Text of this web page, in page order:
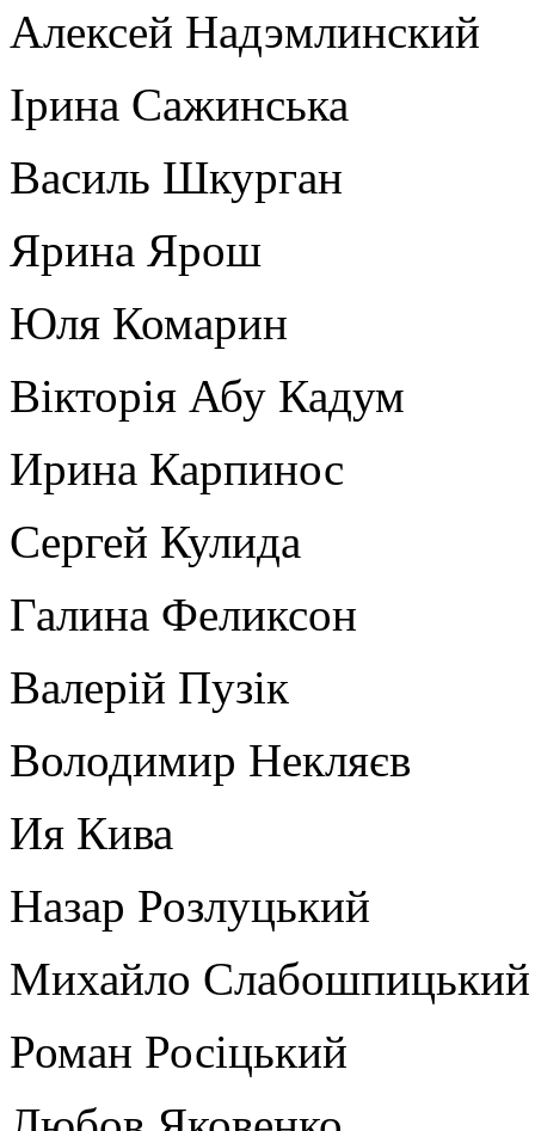
Алексей Надэмлинский
Ірина Сажинська
Василь Шкурган
Ярина Ярош
Юля Комарин
Вікторія Абу Кадум
Ирина Карпинос
Сергей Кулида
Галина Феликсон
Валерій Пузік
Володимир Некляєв
Ия Кива
Назар Розлуцький
Михайло Слабошпицький
Роман Росіцький